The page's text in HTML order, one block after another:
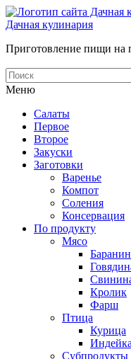
Дачная кулинария
Приготовление пищи на
Меню
Салаты
Первое
Второе
Закуски
Заготовки
Варенье
Компот
Соления
Консервация
По продукту
Мясо
Кролик
Фарш
Птица
Курица
Индейка
Субпродукты